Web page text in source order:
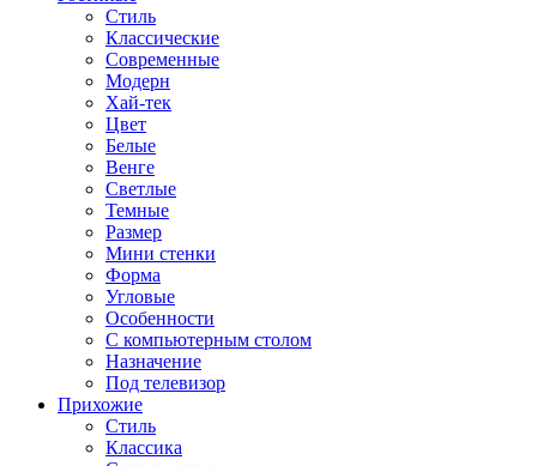
Стиль
Классические
Современные
Модерн
Хай-тек
Цвет
Белые
Венге
Светлые
Темные
Размер
Мини стенки
Форма
Угловые
Особенности
С компьютерным столом
Назначение
Под телевизор
Прихожие
Стиль
Классика